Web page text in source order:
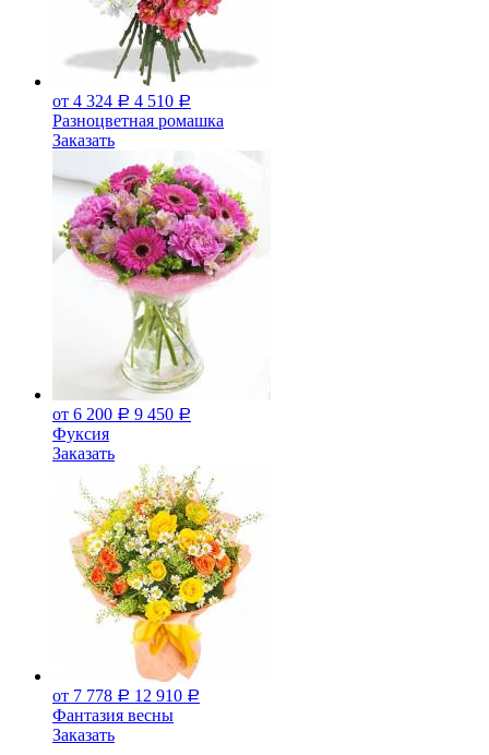
от 4 324 Р 4 510 Р
Разноцветная ромашка
Заказать
от 6 200 Р 9 450 Р
Фуксия
Заказать
от 7 778 Р 12 910 Р
Фантазия весны
Заказать